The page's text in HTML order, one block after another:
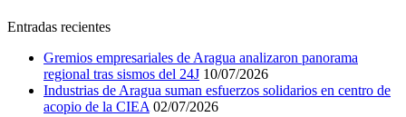
Entradas recientes
Gremios empresariales de Aragua analizaron panorama
regional tras sismos del 24J 10/07/2026
Industrias de Aragua suman esfuerzos solidarios en centro de
acopio de la CIEA 02/07/2026